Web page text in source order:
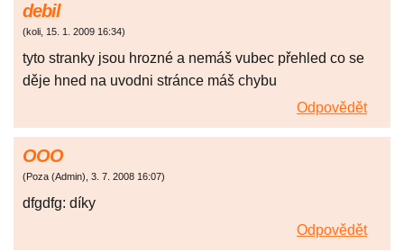
debil
(koli, 15. 1. 2009 16:34)
tyto stranky jsou hrozné a nemáš vubec přehled co se
děje hned na uvodni stránce máš chybu
Odpovědět
OOO
(Poza (Admin), 3. 7. 2008 16:07)
dfgdfg: díky
Odpovědět